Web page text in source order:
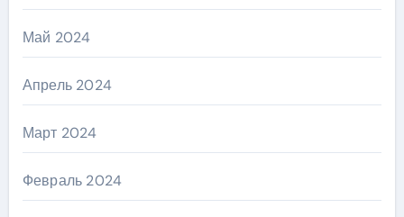
Май 2024
Апрель 2024
Март 2024
Февраль 2024